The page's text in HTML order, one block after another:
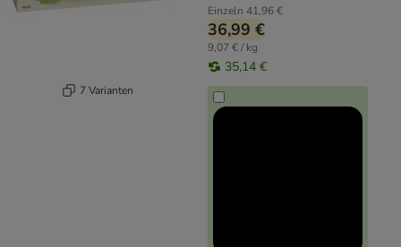
7 Varianten
Einzeln 41,96 €
36,99 €
9,07 € / kg
35,14 €